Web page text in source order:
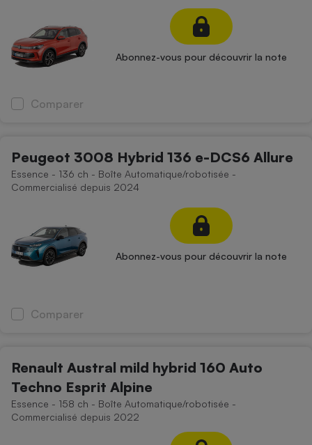
Abonnez-vous pour découvrir la note
Comparer
Peugeot 3008 Hybrid 136 e-DCS6 Allure
Essence - 136 ch - Boîte Automatique/robotisée -
Commercialisé depuis 2024
Abonnez-vous pour découvrir la note
Comparer
Renault Austral mild hybrid 160 Auto
Techno Esprit Alpine
Essence - 158 ch - Boîte Automatique/robotisée -
Commercialisé depuis 2022
Robot ménager